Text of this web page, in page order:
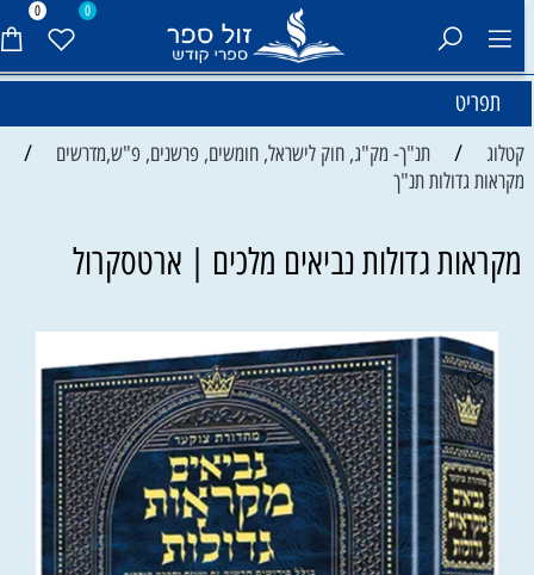
0 0
תפריט
קטלוג / תנ"ך- מק"ג, חוק לישראל, חומשים, פרשנים, פ"ש,מדרשים /
מקראות גדולות תנ"ך
מקראות גדולות נביאים מלכים | ארטסקרול